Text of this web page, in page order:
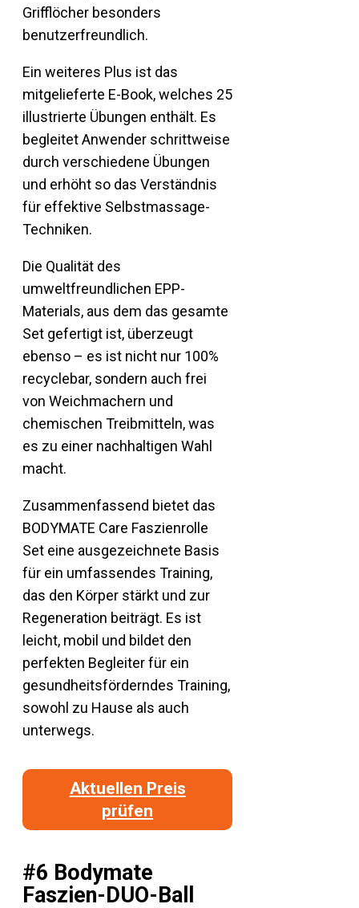
Grifflöcher besonders
benutzerfreundlich.
Ein weiteres Plus ist das
mitgelieferte E-Book, welches 25
illustrierte Übungen enthält. Es
begleitet Anwender schrittweise
durch verschiedene Übungen
und erhöht so das Verständnis
für effektive Selbstmassage-
Techniken.
Die Qualität des
umweltfreundlichen EPP-
Materials, aus dem das gesamte
Set gefertigt ist, überzeugt
ebenso – es ist nicht nur 100%
recyclebar, sondern auch frei
von Weichmachern und
chemischen Treibmitteln, was
es zu einer nachhaltigen Wahl
macht.
Zusammenfassend bietet das
BODYMATE Care Faszienrolle
Set eine ausgezeichnete Basis
für ein umfassendes Training,
das den Körper stärkt und zur
Regeneration beiträgt. Es ist
leicht, mobil und bildet den
perfekten Begleiter für ein
gesundheitsförderndes Training,
sowohl zu Hause als auch
unterwegs.
Aktuellen Preis
prüfen
#6 Bodymate
Faszien-DUO-Ball